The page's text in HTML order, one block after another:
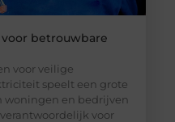
betrouwbare
voor veilige
speelt een grote
woningen en bedrijven
voor